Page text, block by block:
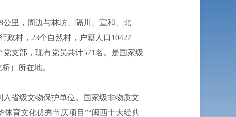
里，周边与林坊、隔川、宣和、北
政村，23个自然村，户籍人口10427
支部，现有党员共计571名。是国家级
）所在地。
省级文物保护单位。国家级非物质文
体育文化优秀节庆项目”“闽西十大经典